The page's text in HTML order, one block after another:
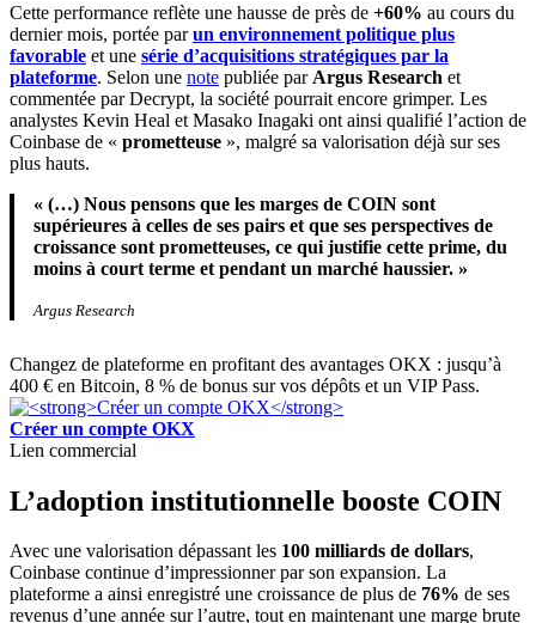
Cette performance reflète une hausse de près de +60% au cours du
dernier mois, portée parun environnement politique plus
favorable et une série d’acquisitions stratégiques par la
plateforme. Selon une note publiée par Argus Research et
commentée par Decrypt, la société pourrait encore grimper. Les
analystes Kevin Heal et Masako Inagaki ont ainsi qualifié l’action de
Coinbase de « prometteuse », malgré sa valorisation déjà sur ses
plus hauts.
« (…) Nous pensons que les marges de COIN sont
supérieures à celles de ses pairs et que ses perspectives de
croissance sont prometteuses, ce qui justifie cette prime, du
moins à court terme et pendant un marché haussier. »
Argus Research
Changez de plateforme en profitant des avantages OKX : jusqu’à
400 € en Bitcoin, 8 % de bonus sur vos dépôts et un VIP Pass.
Créer un compte OKX
Lien commercial
L’adoption institutionnelle booste COIN
Avec une valorisation dépassant les 100 milliards de dollars,
Coinbase continue d’impressionner par son expansion. La
plateforme a ainsi enregistré une croissance de plus de 76% de ses
revenus d’une année sur l’autre, tout en maintenant une marge brute